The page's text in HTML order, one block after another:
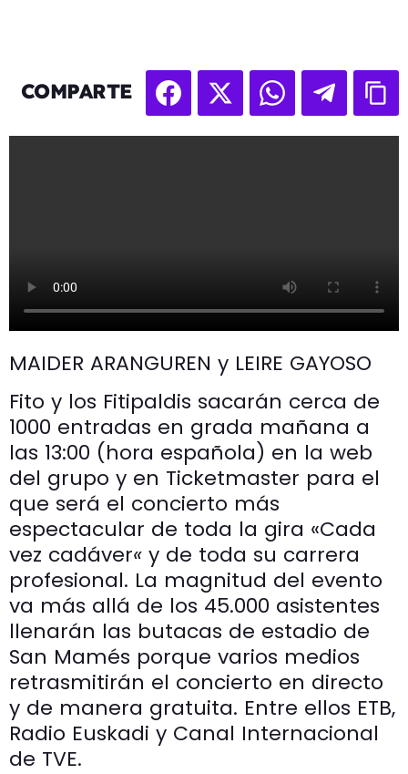
COMPARTE
MAIDER ARANGUREN y LEIRE GAYOSO
Fito y los Fitipaldis sacarán cerca de
1000 entradas en grada mañana a
las 13:00 (hora española) en la web
del grupo y en Ticketmaster para el
que será el concierto más
espectacular de toda la gira «Cada
vez cadáver« y de toda su carrera
profesional. La magnitud del evento
va más allá de los 45.000 asistentes
llenarán las butacas de estadio de
San Mamés porque varios medios
retrasmitirán el concierto en directo
y de manera gratuita. Entre ellos ETB,
Radio Euskadi y Canal Internacional
de TVE.